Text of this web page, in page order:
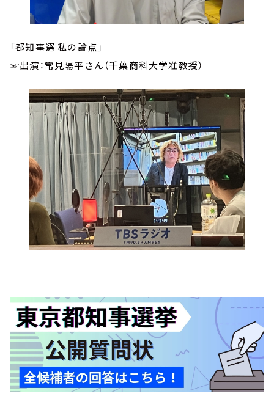
「都知事選 私の論点」
☞出演：常見陽平さん（千葉商科大学准教授）